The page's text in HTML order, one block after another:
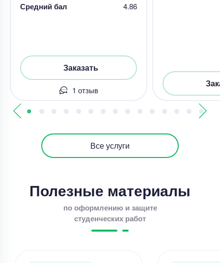
Средний бал 4.86
Заказать
1 отзыв
Все услуги
Полезные материалы
по оформлению и защите
студенческих работ